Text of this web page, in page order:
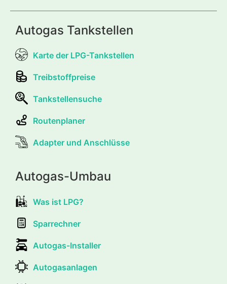
Autogas Tankstellen
Karte der LPG-Tankstellen
Treibstoffpreise
Tankstellensuche
Routenplaner
Adapter und Anschlüsse
Autogas-Umbau
Was ist LPG?
Sparrechner
Autogas-Installer
Autogasanlagen